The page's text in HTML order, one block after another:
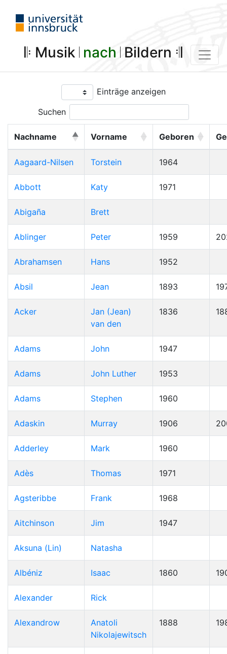
𝄆 Musik 𝄀 nach 𝄀 Bildern 𝄇
Einträge anzeigen
Suchen
Nachname Vorname Geboren
Aagaard-Nilsen Torstein 1964
Abbott Katy 1971
Abigaña Brett
Ablinger Peter 1959
Abrahamsen Hans 1952
Absil Jean 1893
Acker
Jan (Jean)
van den
1836
Adams John 1947
Adams John Luther 1953
Adams Stephen 1960
Adaskin Murray 1906
Adderley Mark 1960
Adès Thomas 1971
Agsteribbe Frank 1968
Aitchinson Jim 1947
Aksuna (Lin) Natasha
Albéniz Isaac 1860
Alexander Rick
Alexandrow
Anatoli
Nikolajewitsch
1888